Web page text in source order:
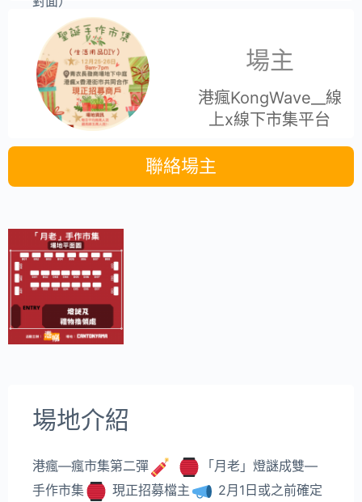
場主
港瘋KongWave__線
上x線下市集平台
聯絡場主
場地介紹
港瘋—瘋市集第二彈
「月老」燈謎成雙—
手作市集
現正招募檔主
2月1日或之前確定